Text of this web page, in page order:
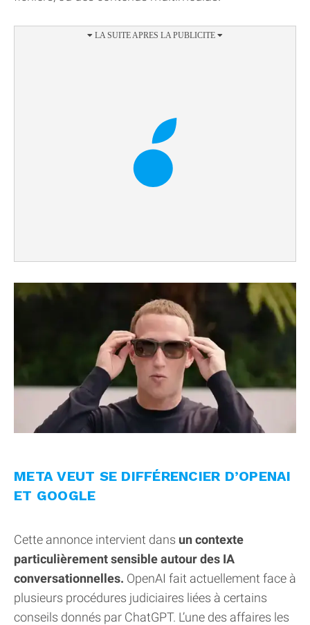
META VEUT SE DIFFÉRENCIER D’OPENAI
ET GOOGLE
Cette annonce intervient dans un contexte
particulièrement sensible autour des IA
conversationnelles. OpenAI fait actuellement face à
plusieurs procédures judiciaires liées à certains
conseils donnés par ChatGPT. L’une des affaires les